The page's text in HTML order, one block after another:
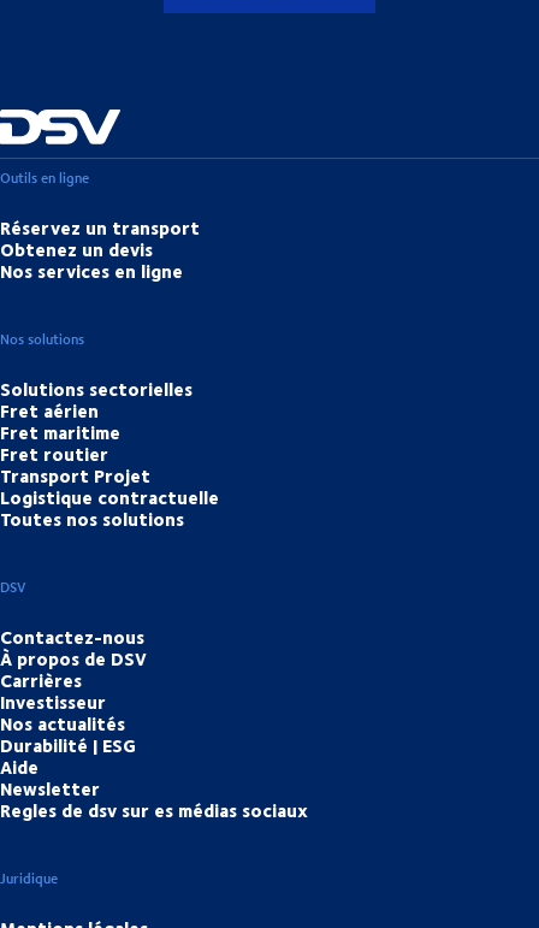
Outils en ligne
Réservez un transport
Obtenez un devis
Nos services en ligne
Nos solutions
Solutions sectorielles
Fret aérien
Fret maritime
Fret routier
Transport Projet
Logistique contractuelle
Toutes nos solutions
DSV
Contactez-nous
À propos de DSV
Carrières
Investisseur
Nos actualités
Durabilité | ESG
Aide
Newsletter
Regles de dsv sur es médias sociaux
Juridique